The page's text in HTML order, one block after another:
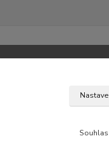
Obchodní podmínky